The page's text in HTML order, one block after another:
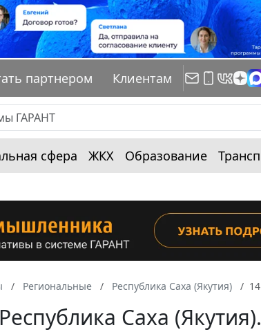
партнером Клиентам
сфера ЖКХ Образование
Региональные Республика Саха (Якутия)
Саха